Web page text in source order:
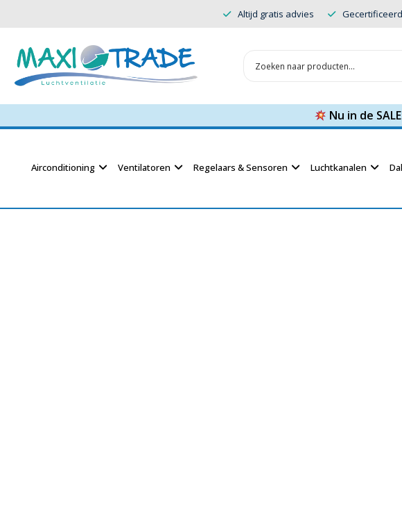
Altijd gratis advies
Nu in de
Airconditioning Ventilatoren Regelaars & Sensoren Luchtkanalen